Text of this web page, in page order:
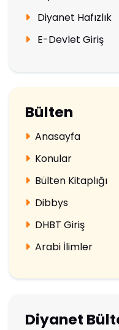
Diyanet Hafızlık
E-Devlet Giriş
Bülten
Anasayfa
Konular
Bülten Kitaplığı
Dibbys
DHBT Giriş
Arabi İlimler
Diyanet